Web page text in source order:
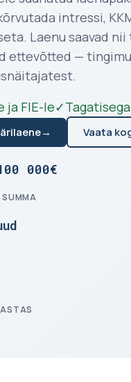
intressi,
Laenu saavad
ettevõtted —
ja FIE-le✓
→ Vaata
000€